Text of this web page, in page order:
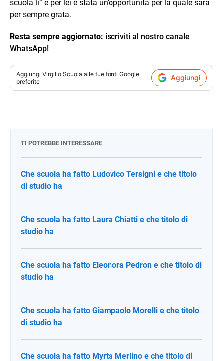
scuola lì” e per lei è stata un’opportunità per la quale sarà
per sempre grata.
Resta sempre aggiornato: iscriviti al nostro canale
WhatsApp!
Aggiungi Virgilio Scuola alle tue fonti Google
preferite
Aggiungi
TI POTREBBE INTERESSARE
Che scuola ha fatto Ludovico Tersigni e che titolo
di studio ha
Che scuola ha fatto Laura Chiatti e che titolo di
studio ha
Che scuola ha fatto Eleonora Pedron e che titolo di
studio ha
Che scuola ha fatto Giampaolo Morelli e che titolo
di studio ha
Che scuola ha fatto Myrta Merlino e che titolo di